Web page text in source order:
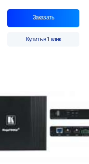
Заказать
Купить в 1 клик